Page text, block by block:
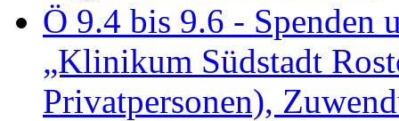
Ö 9.4 bis 9.6 -
„Klinikum Südstadt
Privatpersonen),